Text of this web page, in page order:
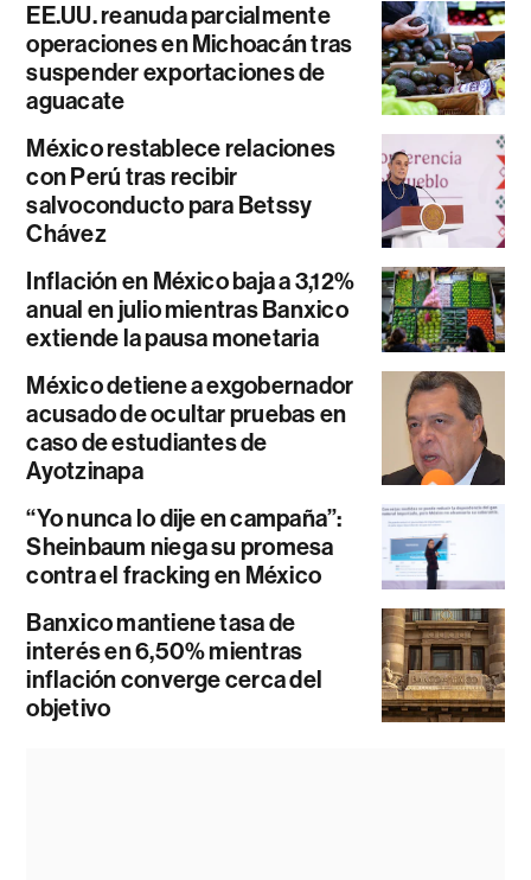
EE.UU. reanuda parcialmente
operaciones en Michoacán tras
suspender exportaciones de
aguacate
México restablece relaciones
con Perú tras recibir
salvoconducto para Betssy
Chávez
Inflación en México baja a 3,12%
anual en julio mientras Banxico
extiende la pausa monetaria
México detiene a exgobernador
acusado de ocultar pruebas en
caso de estudiantes de
Ayotzinapa
“Yo nunca lo dije en campaña”:
Sheinbaum niega su promesa
contra el fracking en México
Banxico mantiene tasa de
interés en 6,50% mientras
inflación converge cerca del
objetivo